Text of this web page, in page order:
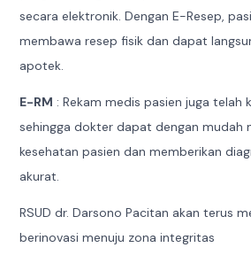
secara elektronik. Dengan E-Resep,
membawa resep fisik dan dapat
apotek.
E-RM : Rekam medis pasien juga telah
sehingga dokter dapat dengan mudah
kesehatan pasien dan memberikan
akurat.
RSUD dr. Darsono Pacitan akan terus
berinovasi menuju zona integritas